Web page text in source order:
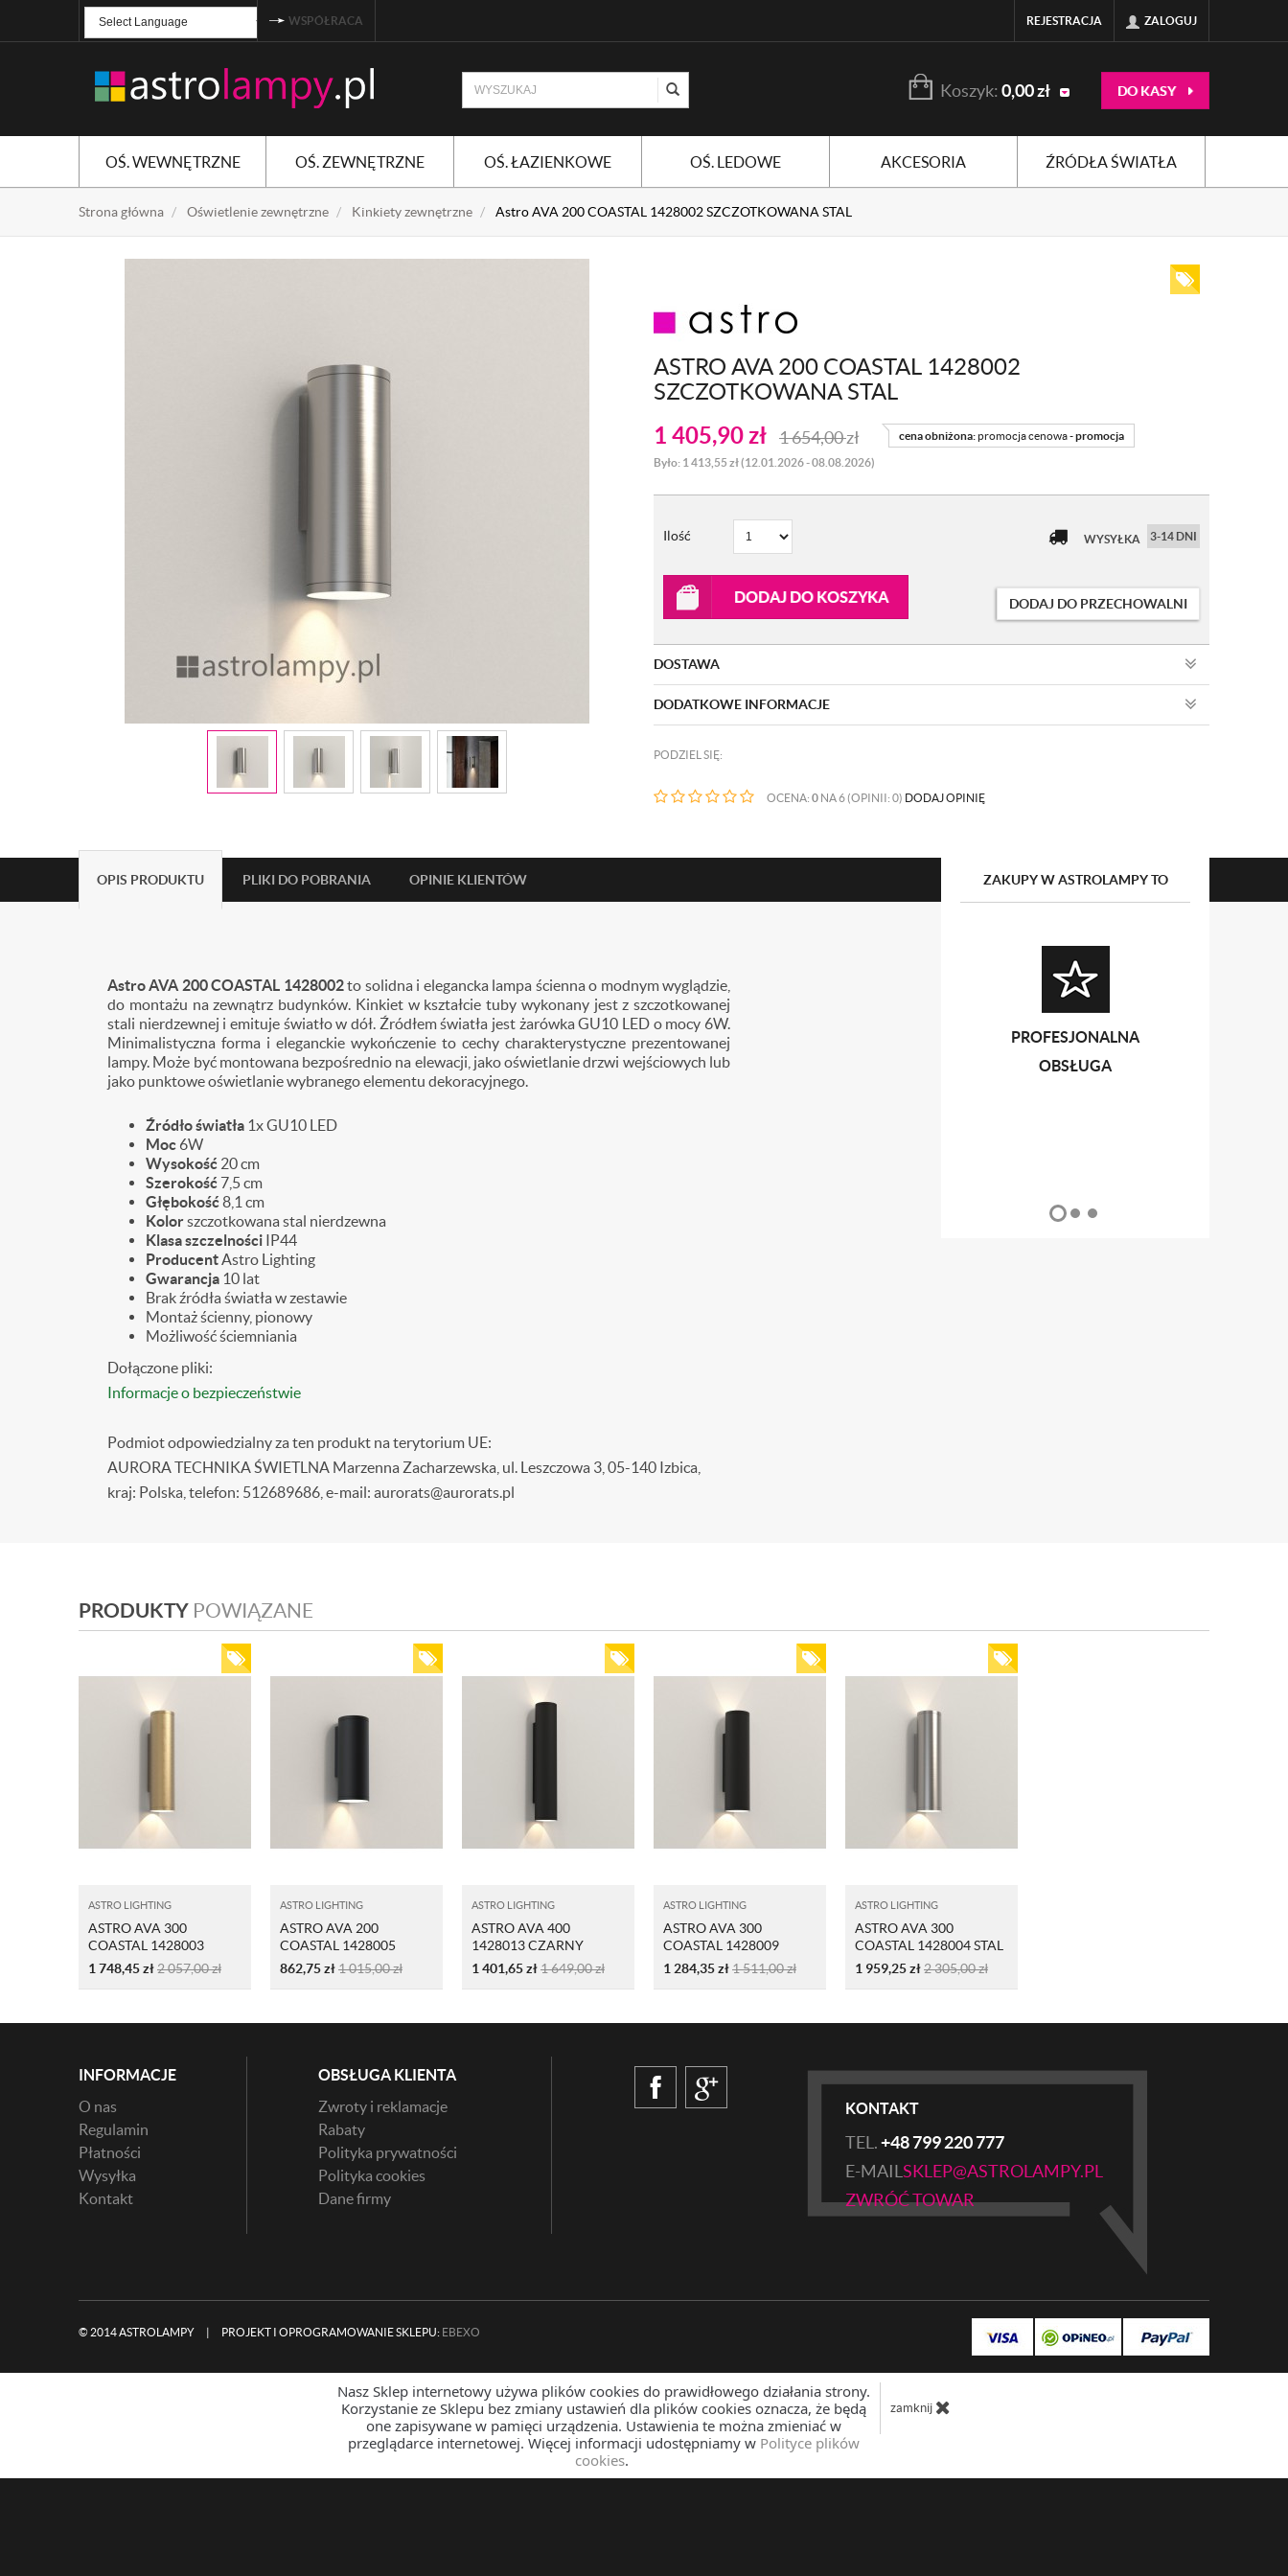
TRANSLATE
WSPÓŁRACA REJESTRACJA ZALOGUJ
Koszyk: 0,00zł DO KASY
OŚ. WEWNĘTRZNE OŚ. ZEWNĘTRZNE OŚ. ŁAZIENKOWE OŚ. LEDOWE AKCESORIA ŹRÓDŁA ŚWIATŁA
Strona główna Oświetlenie zewnętrzne Kinkiety zewnętrzne Astro AVA 200 COASTAL 1428002 SZCZOTKOWANA STAL
ASTRO AVA 200 COASTAL 1428002
SZCZOTKOWANA STAL
1 405,90zł 1 654,00zł cena obniżona:promocja cenowa -promocja
Było: 1 413,55 zł (12.01.2026 - 08.08.2026)
Ilość WYSYŁKA 3-14 DNI
DODAJ DO KOSZYKA DODAJ DO PRZECHOWALNI
DOSTAWA
DODATKOWE INFORMACJE
PODZIEL SIĘ:
OCENA: 0 NA 6 (OPINII: 0) DODAJ OPINIĘ
OPIS PRODUKTU PLIKI DO POBRANIA OPINIE KLIENTÓW
Astro AVA 200 COASTAL 1428002to solidna i elegancka lampa ścienna o modnym wyglądzie,
do montażu na zewnątrz budynków. Kinkiet w kształcie tuby wykonany jest z szczotkowanej
stali nierdzewnej i emituje światło w dół. Źródłem światła jest żarówka GU10 LED o mocy 6W.
Minimalistyczna forma i eleganckie wykończenie to cechy charakterystyczne prezentowanej
lampy. Może być montowana bezpośrednio na elewacji, jako oświetlanie drzwi wejściowych lub
jako punktowe oświetlanie wybranego elementu dekoracyjnego.
Źródło światła 1x GU10 LED
Moc 6W
Wysokość 20cm
Szerokość 7,5 cm
Głębokość8,1 cm
Kolorszczotkowana stal nierdzewna
Klasa szczelności IP44
ProducentAstro Lighting
Gwarancja 10 lat
Brak źródła światła w zestawie
Montaż ścienny, pionowy
Możliwość ściemniania
Dołączone pliki:
Informacje o bezpieczeństwie
Podmiot odpowiedzialny za ten produkt na terytorium UE:
AURORA TECHNIKA ŚWIETLNA Marzenna Zacharzewska, ul. Leszczowa 3, 05-140 Izbica,
kraj: Polska, telefon: 512689686, e-mail: aurorats@aurorats.pl
ZAKUPY W ASTROLAMPY TO
PROFESJONALNA
OBSŁUGA
PRODUKTY POWIĄZANE
ASTRO LIGHTING
ASTRO AVA 300
COASTAL 1428003
MOSIĄDZ
1 748,45zł2 057,00zł
ASTRO LIGHTING
ASTRO AVA 200
COASTAL 1428005
CZARNY
862,75zł1 015,00zł
ASTRO LIGHTING
ASTRO AVA 400
1428013 CZARNY
1 401,65zł1 649,00zł
ASTRO LIGHTING
ASTRO AVA 300
COASTAL 1428009
CZARNY
1 284,35zł1 511,00zł
ASTRO LIGHTING
ASTRO AVA 300
COASTAL 1428004 STAL
NIERDZEWNA
1 959,25zł2 305,00zł
INFORMACJE
O nas
Regulamin
Płatności
Wysyłka
Kontakt
OBSŁUGA KLIENTA
Zwroty i reklamacje
Rabaty
Polityka prywatności
Polityka cookies
Dane firmy
KONTAKT
TEL.+48 799 220 777
E-MAIL SKLEP@ASTROLAMPY.PL
ZWRÓĆ TOWAR
© 2014 ASTROLAMPY | PROJEKT I OPROGRAMOWANIE SKLEPU: EBEXO
Nasz Sklep internetowy używa plików cookies do prawidłowego działania strony.
Korzystanie ze Sklepu bez zmiany ustawień dla plików cookies oznacza, że będą
one zapisywane w pamięci urządzenia. Ustawienia te można zmieniać w
przeglądarce internetowej. Więcej informacji udostępniamy w Polityce plików
cookies.
zamknij